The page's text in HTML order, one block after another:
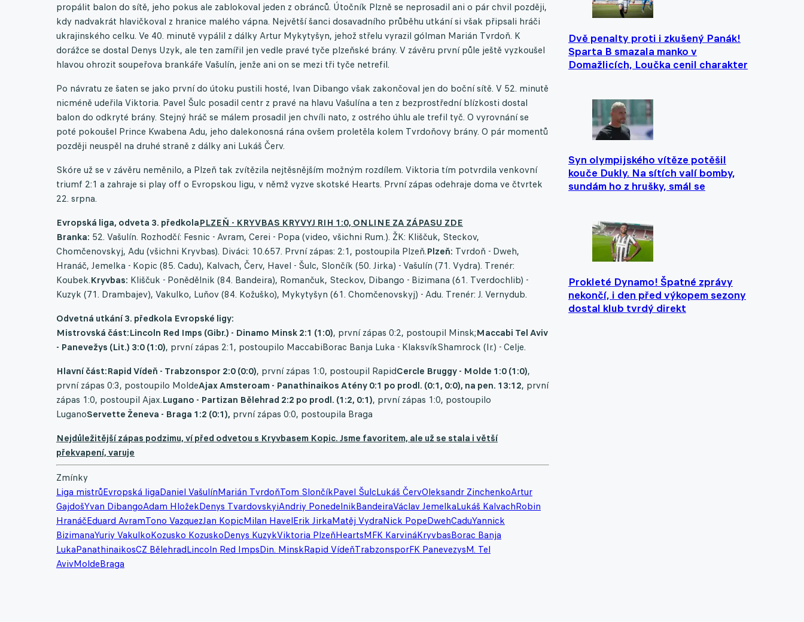
Dvě penalty proti i zkušený Panák!
Sparta B smazala manko v
Domažlicích, Loučka cenil charakter
Syn olympijského vítěze potěšil
kouče Dukly. Na sítích valí bomby,
sundám ho z hrušky, smál se
Prokleté Dynamo! Špatné zprávy
nekončí, i den před výkopem sezony
dostal klub tvrdý direkt
propálit balon do sítě, jeho pokus ale zablokoval jeden z obránců. Útočník Plzně se neprosadil ani o pár chvil později,
kdy nadvakrát hlavičkoval z hranice malého vápna. Největší šanci dosavadního průběhu utkání si však připsali hráči
ukrajinského celku. Ve 40. minutě vypálil z dálky Artur Mykytyšyn, jehož střelu vyrazil gólman Marián Tvrdoň. K
dorážce se dostal Denys Uzyk, ale ten zamířil jen vedle pravé tyče plzeňské brány. V závěru první půle ještě vyzkoušel
hlavou ohrozit soupeřova brankáře Vašulín, jenže ani on se mezi tři tyče netrefil.
Po návratu ze šaten se jako první do útoku pustili hosté, Ivan Dibango však zakončoval jen do boční sítě. V 52. minutě
nicméně udeřila Viktoria. Pavel Šulc posadil centr z pravé na hlavu Vašulína a ten z bezprostřední blízkosti dostal
balon do odkryté brány. Stejný hráč se málem prosadil jen chvíli nato, z ostrého úhlu ale trefil tyč. O vyrovnání se
poté pokoušel Prince Kwabena Adu, jeho dalekonosná rána ovšem proletěla kolem Tvrdoňovy brány. O pár momentů
později neuspěl na druhé straně z dálky ani Lukáš Červ.
Skóre už se v závěru neměnilo, a Plzeň tak zvítězila nejtěsnějším možným rozdílem. Viktoria tím potvrdila venkovní
triumf 2:1 a zahraje si play off o Evropskou ligu, v němž vyzve skotské Hearts. První zápas odehraje doma ve čtvrtek
22. srpna.
Evropská liga, odveta 3. předkolaPLZEŇ - KRYVBAS KRYVYJ RIH 1:0, ONLINE ZA ZÁPASU ZDE
Branka: 52. Vašulín. Rozhodčí: Fesnic - Avram, Cerei - Popa (video, všichni Rum.). ŽK: Kliščuk, Steckov,
Chomčenovskyj, Adu (všichni Kryvbas). Diváci: 10.657. První zápas: 2:1, postoupila Plzeň.Plzeň: Tvrdoň - Dweh,
Hranáč, Jemelka - Kopic (85. Cadu), Kalvach, Červ, Havel - Šulc, Slončík (50. Jirka) - Vašulín (71. Vydra). Trenér:
Koubek.Kryvbas: Kliščuk - Ponědělnik (84. Bandeira), Romančuk, Steckov, Dibango - Bizimana (61. Tverdochlib) -
Kuzyk (71. Drambajev), Vakulko, Luňov (84. Kožuško), Mykytyšyn (61. Chomčenovskyj) - Adu. Trenér: J. Vernydub.
Odvetná utkání 3. předkola Evropské ligy:
Mistrovská část:Lincoln Red Imps (Gibr.) - Dinamo Minsk 2:1 (1:0), první zápas 0:2, postoupil Minsk;Maccabi Tel Aviv
- Panevežys (Lit.) 3:0 (1:0), první zápas 2:1, postoupilo MaccabiBorac Banja Luka - KlaksvíkShamrock (Ir.) - Celje.
Hlavní část:Rapid Vídeň - Trabzonspor 2:0 (0:0), první zápas 1:0, postoupil RapidCercle Bruggy - Molde 1:0 (1:0),
první zápas 0:3, postoupilo MoldeAjax Amsteroam - Panathinaikos Atény 0:1 po prodl. (0:1, 0:0), na pen. 13:12, první
zápas 1:0, postoupil Ajax.Lugano - Partizan Bělehrad 2:2 po prodl. (1:2, 0:1), první zápas 1:0, postoupilo
LuganoServette Ženeva - Braga 1:2 (0:1), první zápas 0:0, postoupila Braga
Nejdůležitější zápas podzimu, ví před odvetou s Kryvbasem Kopic. Jsme favoritem, ale už se stala i větší
překvapení, varuje
Zmínky
Liga mistrůEvropská ligaDaniel VašulínMarián TvrdoňTom SlončíkPavel ŠulcLukáš ČervOleksandr ZinchenkoArtur
GajdošYvan DibangoAdam HložekDenys TvardovskyiAndriy PonedelnikBandeiraVáclav JemelkaLukáš KalvachRobin
HranáčEduard AvramTono VazquezJan KopicMilan HavelErik JirkaMatěj VydraNick PopeDwehCaduYannick
BizimanaYuriy VakulkoKozusko KozuskoDenys KuzykViktoria PlzeňHeartsMFK KarvináKryvbasBorac Banja
LukaPanathinaikosCZ BělehradLincoln Red ImpsDin. MinskRapid VídeňTrabzonsporFK PanevezysM. Tel
AvivMoldeBraga